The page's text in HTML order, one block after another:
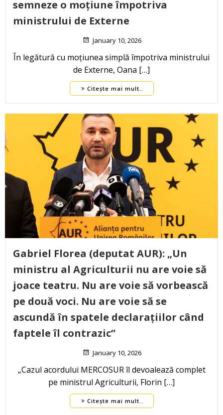
semneze o moțiune împotriva
ministrului de Externe
January 10, 2026
În legătură cu moțiunea simplă împotriva ministrului
de Externe, Oana […]
Citește mai mult..
Gabriel Florea (deputat AUR): „Un
ministru al Agriculturii nu are voie să
joace teatru. Nu are voie să vorbească
pe două voci. Nu are voie să se
ascundă în spatele declarațiilor când
faptele îl contrazic”
January 10, 2026
„Cazul acordului MERCOSUR îl devoalează complet
pe ministrul Agriculturii, Florin […]
Citește mai mult..